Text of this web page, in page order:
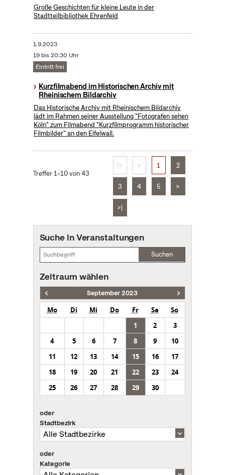
Große Geschichten für kleine Leute in der
Stadtteilbibliothek Ehrenfeld
1.9.2023
19 bis 20:30 Uhr
Eintritt frei
Kurzfilmabend im Historischen Archiv mit
Rheinischem Bildarchiv
Das Historische Archiv mit Rheinischem Bildarchiv
lädt im Rahmen seiner Ausstellung "Fotografen sehen
Köln" zum Filmabend "Kurzfilmprogramm historischer
Filmbilder" an den Eifelwall.
Treffer 1–10 von 43
|< < 1 2
3 4 5 >
>|
Suche in Veranstaltungen
Suchen
Zeitraum wählen
September 2023
Mo Di Mi Do Fr Sa
So
1
2
3
4
5 6 7 8 9
10
11
12 13 14 15 16
17
18
19 20 21 22 23
24
25
26 27 28 29 30
oder
Stadtbezirk
oder
Kategorie